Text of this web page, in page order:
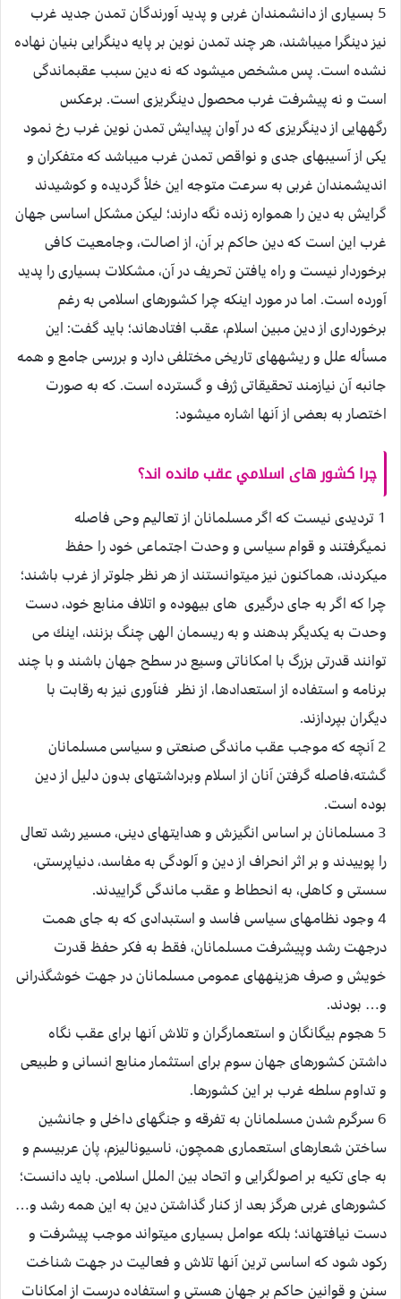
5 بسيارى از دانشمندان غربى و پديد آورندگان تمدن جديد غرب
نيز دين‏گرا ميباشند، هر چند تمدن نوين بر پايه دين‏گرايى بنيان نهاده
نشده است. پس مشخص ميشود كه نه دين سبب عقب‏ماندگى
است و نه پيشرفت غرب محصول دين‏گريزى است. برعكس
رگه‏هايى از دين‏گريزى كه در اّوان پيدايش تمدن نوين غرب رخ نمود
يكى از آسيب‏هاى جدى و نواقص تمدن غرب ميباشد كه متفكران و
انديشمندان غربى به سرعت متوجه اين خلأ گرديده و كوشيدند
گرايش به دين را همواره زنده نگه دارند؛ ليكن مشكل اساسى جهان
غرب اين است كه دين حاكم بر آن، از اصالت، وجامعيت كافى
برخوردار نيست و راه يافتن تحريف در آن، مشكلات بسيارى را پديد
آورده است. اما در مورد اينكه چرا كشورهاى اسلامى به ‏رغم
برخوردارى از دين مبين اسلام، عقب افتاده‏اند؛ بايد گفت: اين
مسأله علل و ريشه‏هاى تاريخى مختلفى دارد و بررسى جامع و همه
جانبه آن نيازمند تحقيقاتى ژرف و گسترده است. كه به صورت
اختصار به بعضى از آنها اشاره ميشود:
چرا كشور هاى اسلامي عقب مانده اند؟
1 ترديدى نيست كه اگر مسلمانان از تعاليم وحى فاصله
نميگرفتند و قوام سياسى و وحدت اجتماعى خود را حفظ
ميكردند، هم‏اكنون نيز ميتوانستند از هر نظر جلوتر از غرب باشند؛
چرا كه اگر به جاى درگيرى هاى بيهوده و اتلاف منابع خود، دست
وحدت به يكديگر بدهند و به ريسمان الهى چنگ بزنند، اينك مى
توانند قدرتى بزرگ با امكاناتى وسيع در سطح جهان باشند و با چند
برنامه و استفاده از استعدادها، از نظر فن‏آورى نيز به رقابت با
ديگران بپردازند.
2 آنچه كه موجب عقب ‏ماندگى صنعتى و سياسى مسلمانان
گشته،فاصله گرفتن آنان از اسلام وبرداشت‏هاى بدون دليل از دين
بوده است.
3 مسلمانان بر اساس انگيزش و هدايت‏هاى دينى، مسير رشد تعالى
را پوييدند و بر اثر انحراف از دين و آلودگى به مفاسد، دنياپرستى،
سستى و كاهلى، به انحطاط و عقب ماندگى گراييدند.
4 وجود نظام‏هاى سياسى فاسد و استبدادى كه به جاى همت
درجهت رشد وپيشرفت مسلمانان، فقط به فكر حفظ قدرت
خويش و صرف هزينه‏هاى عمومى مسلمانان در جهت خوش‏گذرانى
و… بودند.
5 هجوم بيگانگان و استعمارگران و تلاش آنها براى عقب نگاه
داشتن كشورهاى جهان سوم براى استثمار منابع انسانى و طبيعى
و تداوم سلطه غرب بر اين كشورها.
6 سرگرم شدن مسلمانان به تفرقه و جنگ‏هاى داخلى و جانشين
ساختن شعارهاى استعمارى همچون، ناسيوناليزم، پان‏ عربيسم و
به جاى تكيه بر اصولگرايى و اتحاد بين الملل اسلامى. بايد دانست؛
كشورهاى غربى هرگز بعد از كنار گذاشتن دين به اين همه رشد و…
دست نيافته‏اند؛ بلكه عوامل بسيارى ميتواند موجب پيشرفت و
ركود شود كه اساسى ترين آنها تلاش و فعاليت در جهت شناخت
سنن و قوانين حاكم بر جهان هستى و استفاده درست از امكانات